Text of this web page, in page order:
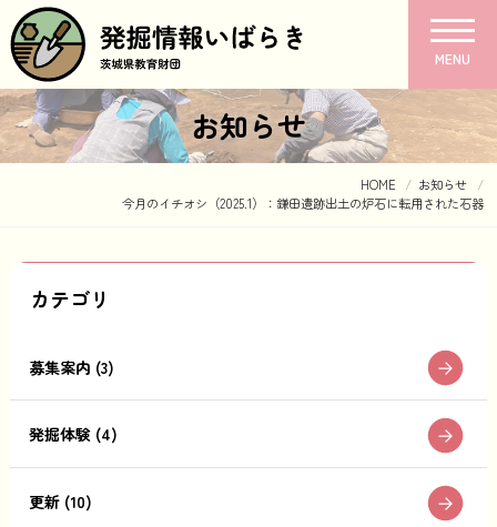
MENU
お知らせ
HOME
お知らせ
今月のイチオシ（2025.1）：鎌田遺跡出土の炉石に転用された石器
カテゴリ
募集案内 (3)
発掘体験 (4)
更新 (10)